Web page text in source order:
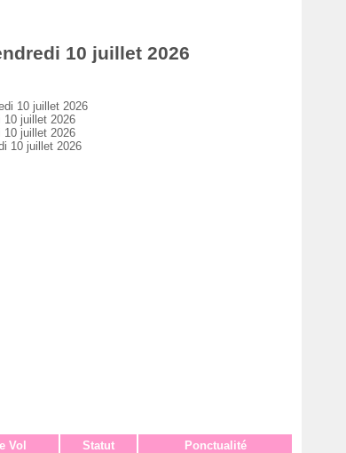
10 juillet 2026
10 juillet 2026
10 juillet 2026
10 juillet 2026
10 juillet 2026
Vol Statut Ponctualité